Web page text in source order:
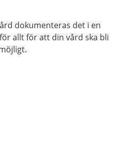
dokumenteras det i en
allt för att din vård ska bli